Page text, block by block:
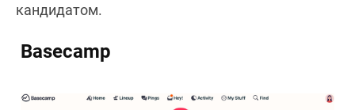
кандидатом.
Basecamp